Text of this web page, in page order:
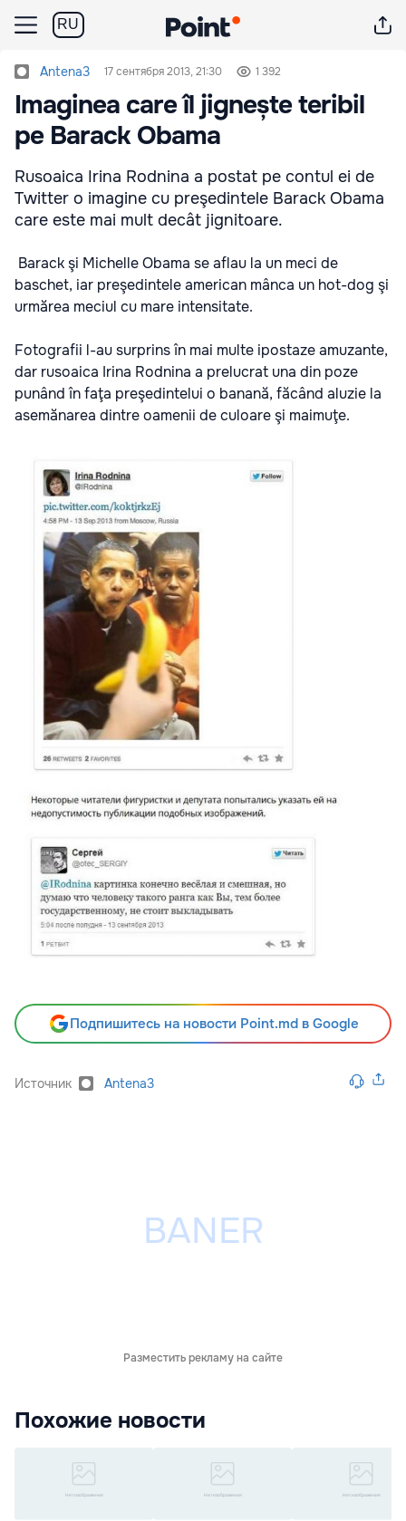
RU
Antena3 17 сентября 2013, 21:30 1 392
Imaginea care îl jignește teribil
pe Barack Obama
Rusoaica Irina Rodnina a postat pe contul ei de
Twitter o imagine cu preşedintele Barack Obama
care este mai mult decât jignitoare.
Barack şi Michelle Obama se aflau la un meci de
baschet, iar preşedintele american mânca un hot-dog şi
urmărea meciul cu mare intensitate.
Fotografii l-au surprins în mai multe ipostaze amuzante,
dar rusoaica Irina Rodnina a prelucrat una din poze
punând în faţa preşedintelui o banană, făcând aluzie la
asemănarea dintre oamenii de culoare şi maimuţe.
Подпишитесь на новости Point.md в Google
Источник Antena3
Разместить рекламу на сайте
Похожие новости